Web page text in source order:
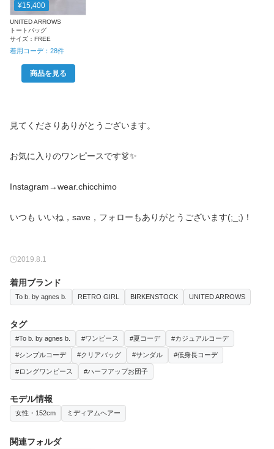
¥15,400
UNITED ARROWS
トートバッグ
サイズ： FREE
着用コーデ： 28件
商品を見る
見てくださりありがとうございます。
お気に入りのワンピースです👗✨
Instagram→wear.chicchimo
いつも いいね，save，フォローもありがとうございます(;_;)！
2019.8.1
着用ブランド
To b. by agnes b. RETRO GIRL BIRKENSTOCK UNITED ARROWS
タグ
#To b. by agnes b. #ワンピース #夏コーデ #カジュアルコーデ
#シンプルコーデ #クリアバッグ #サンダル #低身長コーデ
#ロングワンピース #ハーフアップお団子
モデル情報
女性・152cm ミディアムヘアー
関連フォルダ